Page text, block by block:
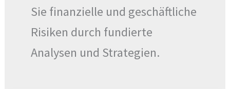
Sie finanzielle und geschäftliche
Risiken durch fundierte
Analysen und Strategien.